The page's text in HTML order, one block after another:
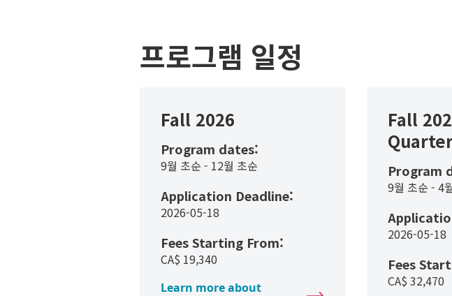
프로그램 일정
Fall 2026
Program dates:
9월 초순 - 12월 초순
Application Deadline:
2026-05-18
Fees Starting From:
CA$ 19,340
Learn more about
Fall
Program
9월 초순 - 4
2026-05-18
Fees
CA$ 32,470